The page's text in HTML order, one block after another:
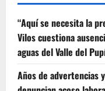
“Aquí se necesita la
Vilos cuestiona
aguas del Valle del
Años de advertencias